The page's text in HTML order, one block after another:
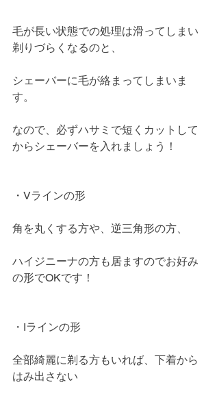
毛が長い状態での処理は滑ってしまい
剃りづらくなるのと、
シェーバーに毛が絡まってしまいま
す。
なので、必ずハサミで短くカットして
からシェーバーを入れましょう！
・Vラインの形
角を丸くする方や、逆三角形の方、
ハイジニーナの方も居ますのでお好み
の形でOKです！
・Iラインの形
全部綺麗に剃る方もいれば、下着から
はみ出さない